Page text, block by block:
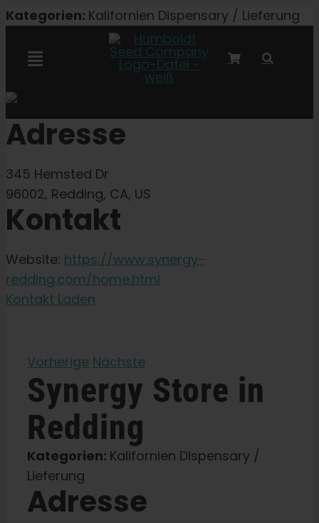
Zum
springen
Kategorien: Kalifornien Dispensary / Lieferung
Navigation
Autoflower-Samen
Triploide Samen
Gartensamen
Presse
Über
Pheno-Jagd
Adresse
345 Hemsted Dr
96002, Redding, CA, US
Kontakt
Website: https://www.synergy-
redding.com/home.html
Kontakt Laden
Vorherige Nächste
Synergy Store in
Redding
Kategorien: Kalifornien Dispensary /
Lieferung
Adresse